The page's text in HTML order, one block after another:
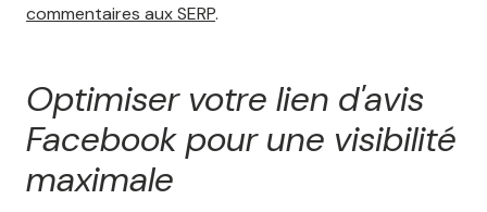
commentaires aux SERP.
Optimiser votre lien d'avis
Facebook pour une visibilité
maximale